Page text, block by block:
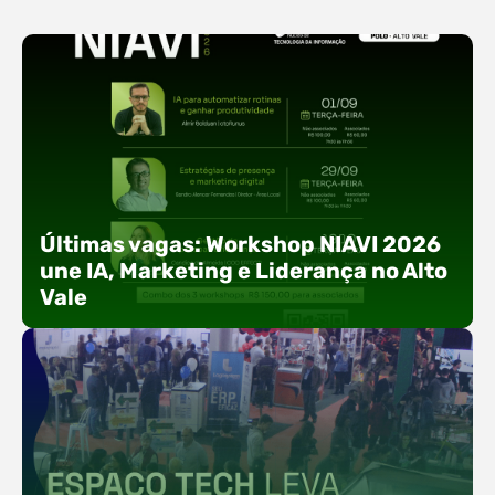
Últimas vagas: Workshop NIAVI 2026
une IA, Marketing e Liderança no Alto
Vale